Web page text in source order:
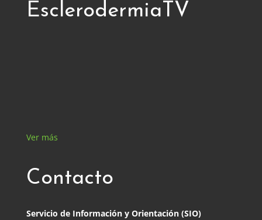
EsclerodermiaTV
Ver más
Contacto
Servicio de Información y Orientación (SIO)